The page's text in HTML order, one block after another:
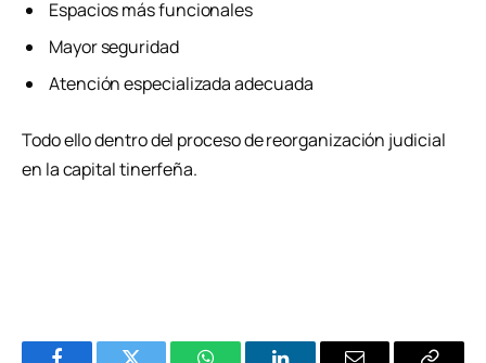
Espacios más funcionales
Mayor seguridad
Atención especializada adecuada
Todo ello dentro del proceso de reorganización judicial
en la capital tinerfeña.